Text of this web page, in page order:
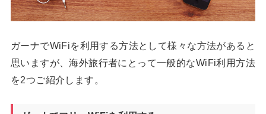
ガーナでWiFiを利用する方法として様々な方法があると
思いますが、海外旅行者にとって一般的なWiFi利用方法
を2つご紹介します。